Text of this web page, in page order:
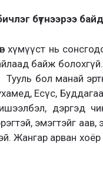
бүтнээрээ
хүмүүст нь
байж
Тууль бол манай
Есүс,
дэргэд
эмэгтэйг
Жангар арван